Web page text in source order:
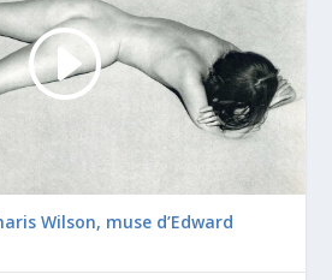
Wilson, muse d’Edward